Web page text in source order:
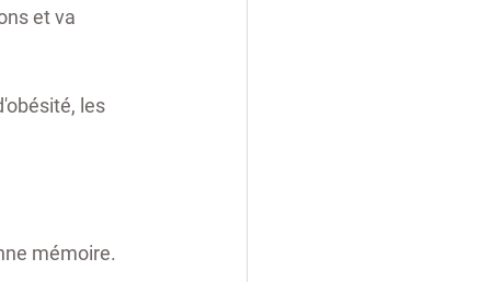
et va
les
mémoire.